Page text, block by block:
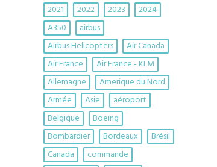
2021
2022 2023
2024
A350
airbus
Airbus Helicopters
Air Canada
Air France
Air France - KLM
Allemagne
Amerique du Nord
Armée
Asie
aéroport
Belgique
Boeing
Bombardier
Bordeaux
Brésil
Canada
commande